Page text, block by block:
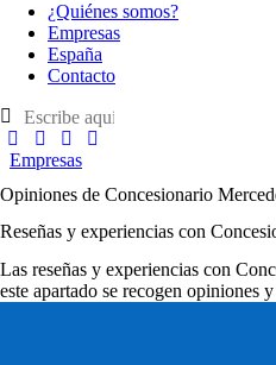
¿Quiénes somos?
Empresas
España
Contacto
Empresas
Opiniones de Concesionario
Reseñas y experiencias con
Las reseñas y experiencias con
este apartado se recogen opiniones